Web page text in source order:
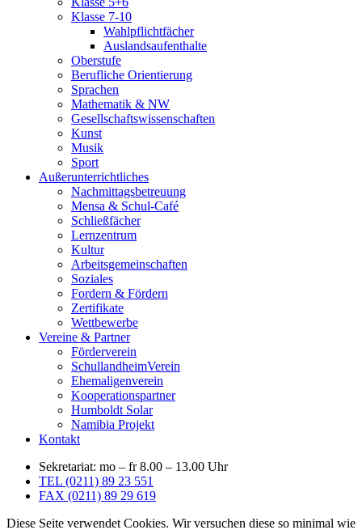
Klasse 7-10
Wahlpflichtfächer
Auslandsaufenthalte
Oberstufe
Berufliche Orientierung
Sprachen
Mathematik & NW
Gesellschaftswissenschaften
Kunst
Musik
Sport
Außerunterrichtliches
Nachmittagsbetreuung
Mensa & Schul-Café
Schließfächer
Lernzentrum
Kultur
Arbeitsgemeinschaften
Soziales
Fordern & Fördern
Zertifikate
Wettbewerbe
Vereine & Partner
Förderverein
SchullandheimVerein
Ehemaligenverein
Kooperationspartner
Humboldt Solar
Namibia Projekt
Kontakt
Sekretariat: mo – fr 8.00 – 13.00 Uhr
TEL (0211) 89 23 551
FAX (0211) 89 29 619
Diese Seite verwendet Cookies. Wir versuchen diese so minimal wie